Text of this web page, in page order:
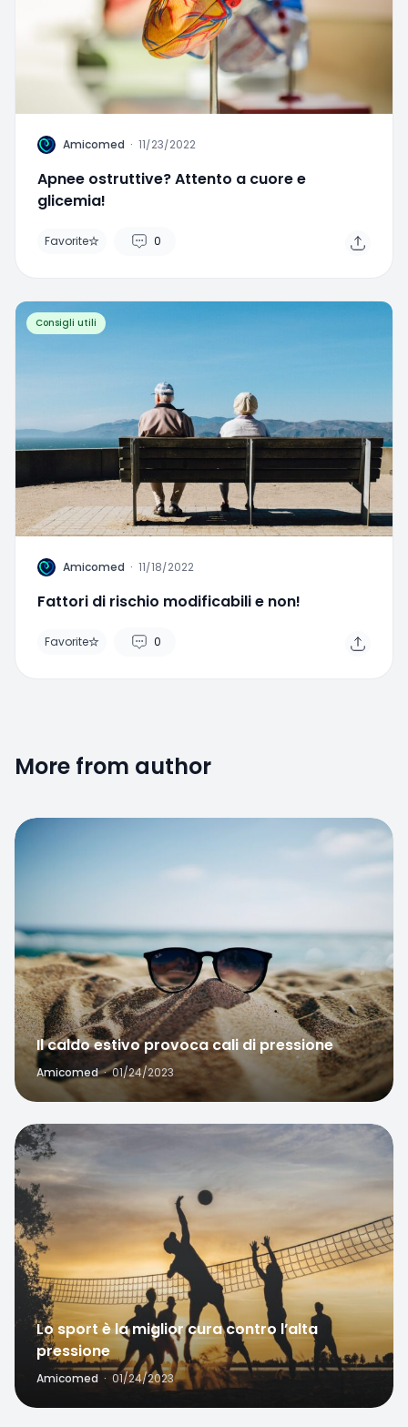
A Amicomed · 11/23/2022
Apnee ostruttive? Attento a cuore e
glicemia!
Favorite 0
Consigli utili
A Amicomed · 11/18/2022
Fattori di rischio modificabili e non!
Favorite 0
More from author
Il caldo estivo provoca cali di pressione
Amicomed · 01/24/2023
Favorite
Lo sport è la miglior cura contro l’alta
pressione
Amicomed · 01/24/2023